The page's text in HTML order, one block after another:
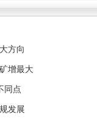
方向
增最大
同点
发展